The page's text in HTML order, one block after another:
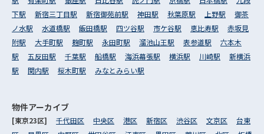
下駅
新宿三丁目駅 新宿御苑前駅 神田駅 秋葉原駅 上野駅
御茶
ノ水駅
水道橋駅 飯田橋駅 四ツ谷駅 市ケ谷駅 恵比寿駅
赤坂見
附駅
大手町駅 麹町駅 永田町駅 溜池山王駅 表参道駅
六本木
駅
五反田駅 千葉駅 船橋駅 海浜幕張駅 横浜駅 川崎駅
新横浜
駅
関内駅 桜木町駅 みなとみらい駅
物件アーカイブ
[東京23区] 千代田区 中央区 港区 新宿区 渋谷区 文京区
台東